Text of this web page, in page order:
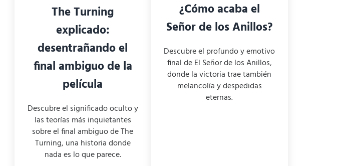
The Turning
explicado:
desentrañando el
final ambiguo de la
película
Descubre el significado oculto y
las teorías más inquietantes
sobre el final ambiguo de The
Turning, una historia donde
nada es lo que parece.
¿Cómo acaba el
Señor de los Anillos?
Descubre el profundo y emotivo
final de El Señor de los Anillos,
donde la victoria trae también
melancolía y despedidas
eternas.